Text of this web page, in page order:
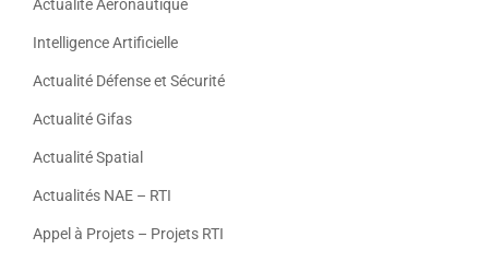
Actualité Aéronautique
Intelligence Artificielle
Actualité Défense et Sécurité
Actualité Gifas
Actualité Spatial
Actualités NAE – RTI
Appel à Projets – Projets RTI